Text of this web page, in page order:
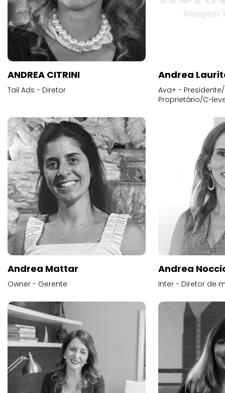
ANDREA CITRINI
Tail Ads - Diretor
Andrea
Ava+ -
Proprietário/C-
Andrea Mattar
Owner - Gerente
Andrea
Inter - Diretor de